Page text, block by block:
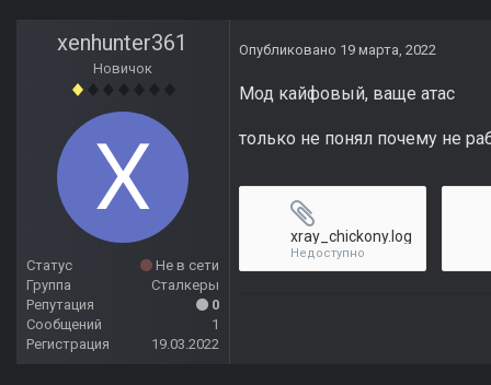
xenhunter361
Новичок
Статус
Не в сети
Группа
Сталкеры
Репутация
0
Сообщений
1
Регистрация
19.03.2022
Опубликовано 19 марта, 2022
Мод кайфовый, ваще атас
только не понял почему не
xray_chickony.log
Недоступно